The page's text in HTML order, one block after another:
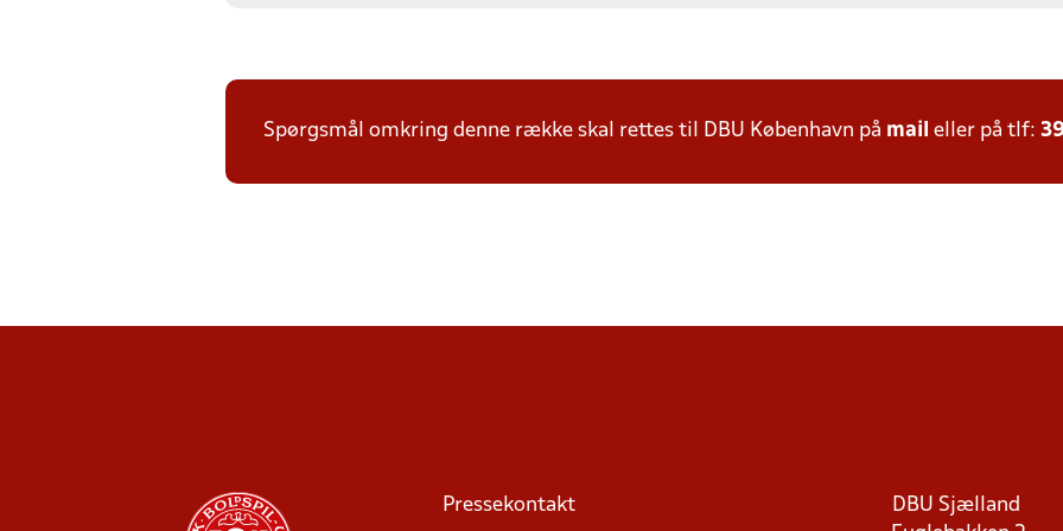
Spørgsmål omkring denne række skal rettes til DBU København på mail eller på tlf:
Pressekontakt
DBU Sjælland